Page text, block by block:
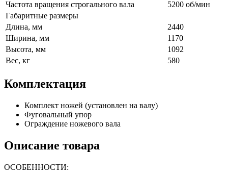
Частота вращения строгального вала
5200 об/мин
Габаритные размеры
Длина, мм
2440
Ширина, мм
1170
Высота, мм
1092
Вес, кг
580
Комплектация
Комплект ножей (установлен на валу)
Фуговальный упор
Ограждение ножевого вала
Описание товара
ОСОБЕННОСТИ: